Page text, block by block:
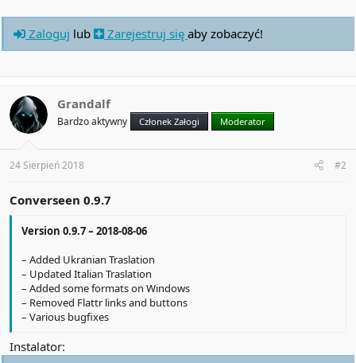
Zaloguj lub Zarejestruj się aby zobaczyć!
Grandalf
Bardzo aktywny Członek Załogi Moderator
24 Sierpień 2018 #2
Converseen 0.9.7
Version 0.9.7 – 2018-08-06
– Added Ukranian Traslation
– Updated Italian Traslation
– Added some formats on Windows
– Removed Flattr links and buttons
– Various bugfixes
Instalator: